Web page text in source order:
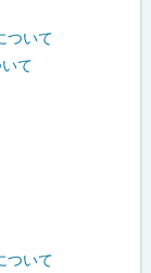
ついて
て
ついて